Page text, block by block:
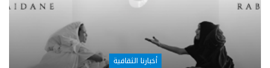
أخبارنا الثقافية